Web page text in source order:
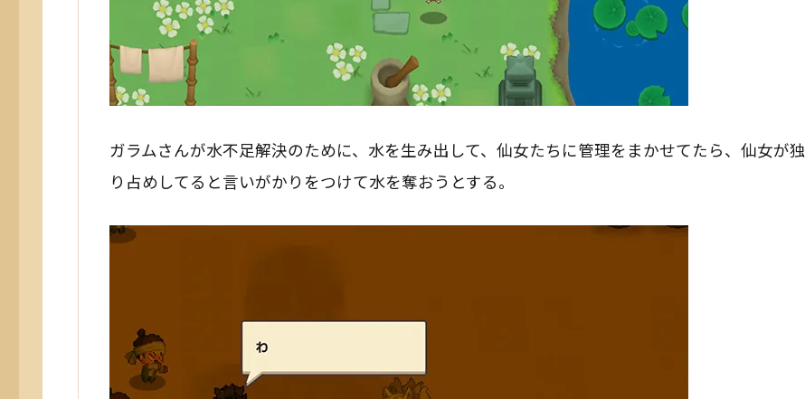
ガラムさんが水不足解決のために、水を生み出して、仙女たちに管理をまかせてたら、仙女が独
り占めしてると言いがかりをつけて水を奪おうとする。